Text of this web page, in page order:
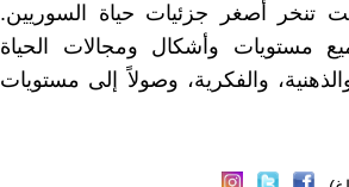
تنخر أصغر جزئيات حياة السوريين.
مستويات وأشكال ومجالات الحياة
والفكرية، وصولاً إلى مستويات